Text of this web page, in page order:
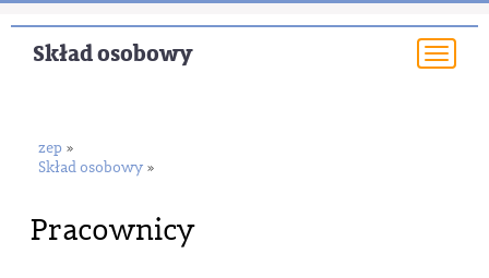
Skład osobowy
zep »
Skład osobowy »
Pracownicy